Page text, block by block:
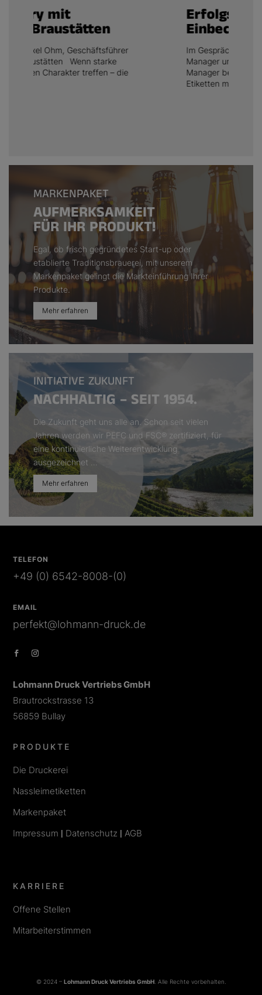
Erfolgsstory mit
Einbecker Brauhaus AG
Im Gespräch mit Malisa Wille, Product
Manager und Natalie Linke,Trade Marketing
Manager bei Einbecker Brauhaus AG
MARKENPAKET
AUFMERKSAMKEIT
FÜR IHR PRODUKT!
Egal, ob frisch gegründetes Start-up oder
etablierte Traditionsbrauerei, mit unserem
Markenpaket gelingt die Markteinführung Ihrer
Produkte.
Mehr erfahren
INITIATIVE ZUKUNFT
NACHHALTIG – SEIT 1954.
Die Zukunft geht uns alle an. Schon seit vielen
Jahren werden wir PEFC und FSC® zertifiziert, für
eine kontinuierliche Weiterentwicklung
ausgezeichnet …
Mehr erfahren
TELEFON
+49 (0) 6542-8008-(0)
EMAIL
perfekt@lohmann-druck.de
Lohmann Druck Vertriebs GmbH
Brautrockstrasse 13
56859 Bullay
PRODUKTE
Die Druckerei
Nassleimetiketten
Markenpaket
Impressum | Datenschutz |AGB
KARRIERE
Offene Stellen
Mitarbeiterstimmen
© 2024 – Lohmann Druck Vertriebs GmbH. Alle Rechte vorbehalten.